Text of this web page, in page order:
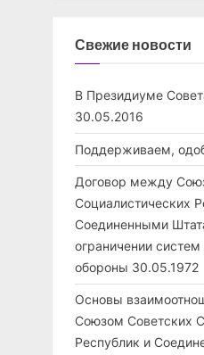
Свежие новости
В Президиуме
30.05.2016
Поддерживаем,
Договор между
Социалистических
Соединенными
ограничении
обороны 30.05.1972
Основы
Союзом Советских
Республик и